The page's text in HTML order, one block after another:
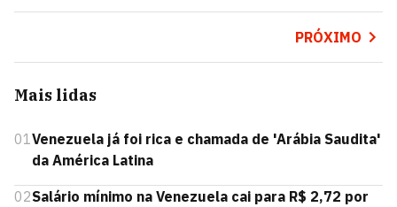
PRÓXIMO
Mais lidas
01Venezuela já foi rica e chamada de 'Arábia Saudita'
da América Latina
02Salário mínimo na Venezuela cai para R$ 2,72 por